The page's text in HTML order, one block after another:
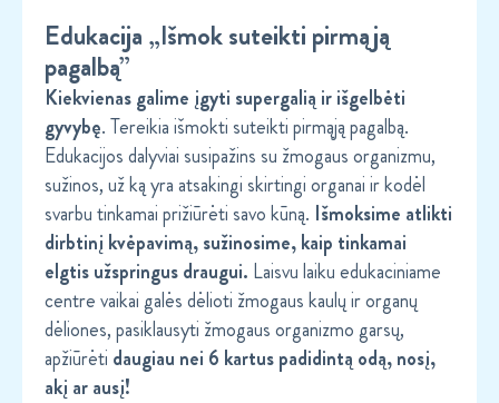
Edukacija „Išmok suteikti pirmąją
pagalbą”
Kiekvienas galime įgyti supergalią ir išgelbėti
gyvybę. Tereikia išmokti suteikti pirmąją pagalbą.
Edukacijos dalyviai susipažins su žmogaus organizmu,
sužinos, už ką yra atsakingi skirtingi organai ir kodėl
svarbu tinkamai prižiūrėti savo kūną. Išmoksime atlikti
dirbtinį kvėpavimą, sužinosime, kaip tinkamai
elgtis užspringus draugui. Laisvu laiku edukaciniame
centre vaikai galės dėlioti žmogaus kaulų ir organų
dėliones, pasiklausyti žmogaus organizmo garsų,
apžiūrėti daugiau nei 6 kartus padidintą odą, nosį,
akį ar ausį!